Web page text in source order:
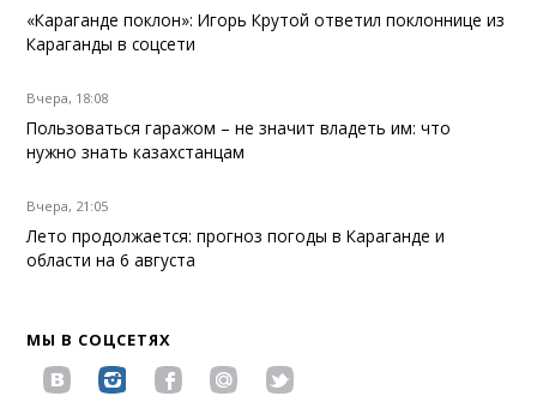
«Караганде поклон»: Игорь Крутой ответил поклоннице из
Караганды в соцсети
Вчера, 18:08
Пользоваться гаражом – не значит владеть им: что
нужно знать казахстанцам
Вчера, 21:05
Лето продолжается: прогноз погоды в Караганде и
области на 6 августа
МЫ В СОЦСЕТЯХ